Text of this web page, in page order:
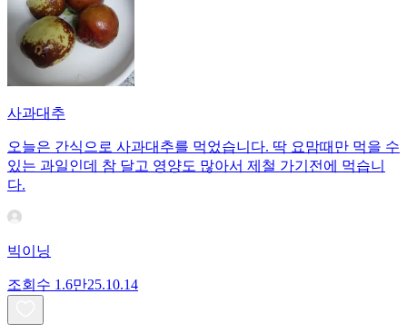
사과대추
오늘은 간식으로 사과대추를 먹었습니다. 딱 요맘때만 먹을 수
있는 과일인데 참 달고 영양도 많아서 제철 가기전에 먹습니
다.
빅이닝
조회수 1.6만25.10.14